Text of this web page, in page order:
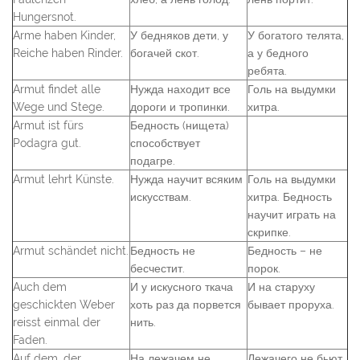
Hungersnot.
Arme haben Kinder,
Reiche haben Rinder.
У бедняков дети, у
богачей скот.
У богатого телята,
а у бедного
ребята.
Armut findet alle
Wege und Stege.
Нужда находит все
дороги и тропинки.
Голь на выдумки
хитра.
Armut ist fürs
Podagra gut.
Бедность (нищета)
способствует
подагре.
Armut lehrt Künste.
Нужда научит всяким
искусствам.
Голь на выдумки
хитра. Бедность
научит играть на
скрипке.
Armut schändet nicht. Бедность не
бесчестит.
Бедность – не
порок.
Auch dem
geschickten Weber
reisst einmal der
Faden.
И у искусного ткача
хоть раз да порвется
нить.
И на старуху
бывает проруха.